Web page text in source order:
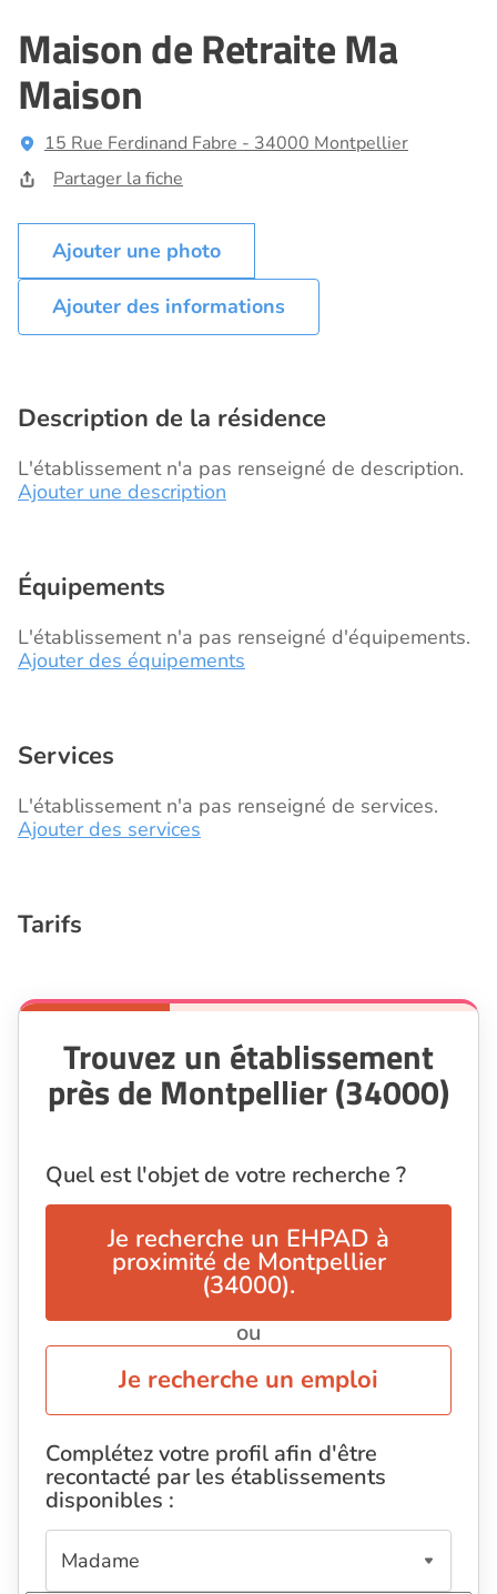
Maison de Retraite Ma
Maison
15 Rue Ferdinand Fabre - 34000 Montpellier
Partager la fiche
Ajouter des informations
Description de la résidence
L'établissement n'a pas renseigné de description.
Ajouter une description
Équipements
L'établissement n'a pas renseigné d'équipements.
Ajouter des équipements
Services
L'établissement n'a pas renseigné de services.
Ajouter des services
Tarifs
Trouvez un établissement
près de Montpellier (34000)
Quel est l'objet de votre recherche ?
Je recherche un EHPAD à
proximité de Montpellier
(34000).
ou
Je recherche un emploi
Complétez votre profil afin d'être
recontacté par les établissements
disponibles :